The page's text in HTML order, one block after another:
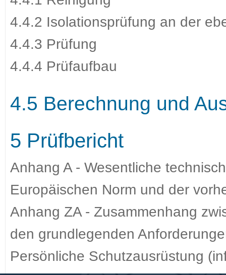
4.4.2 Isolationsprüfung an der
4.4.3 Prüfung
4.4.4 Prüfaufbau
4.5 Berechnung und
5 Prüfbericht
Anhang A - Wesentliche
Europäischen Norm und der
Anhang ZA - Zusammenhang
den grundlegenden
Persönliche Schutzausrüstung